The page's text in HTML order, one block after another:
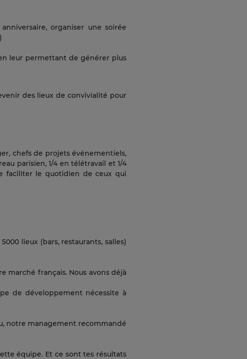
organiser une soirée
leur permettant de générer plus
des lieux de convivialité pour
chefs de projets événementiels,
parisien, 1/4 en télétravail et 1/4
faciliter le quotidien de ceux qui
lieux (bars, restaurants, salles)
marché français. Nous avons déjà
de développement nécessite à
notre management recommandé
équipe. Et ce sont tes résultats